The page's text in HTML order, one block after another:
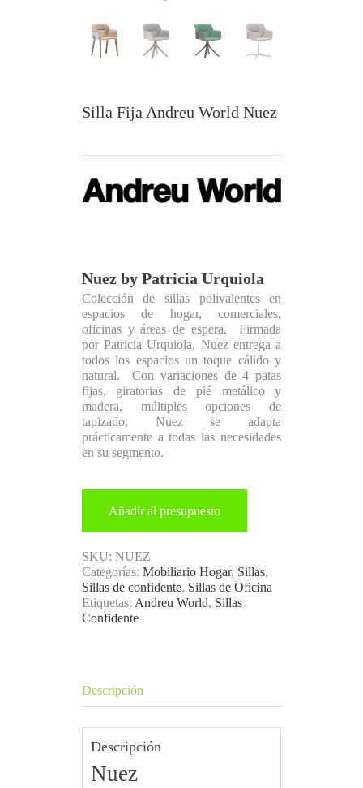
Silla Fija Andreu World Nuez
Nuez by Patricia Urquiola
Colección de sillas polivalentes en
espacios de hogar, comerciales,
oficinas y áreas de espera. Firmada
por Patricia Urquiola, Nuez entrega a
todos los espacios un toque cálido y
natural. Con variaciones de 4 patas
fijas, giratorias de pié metálico y
madera, múltiples opciones de
tapizado, Nuez se adapta
prácticamente a todas las necesidades
en su segmento.
Añadir al presupuesto
SKU: NUEZ
Categorías: Mobiliario Hogar, Sillas,
Sillas de confidente, Sillas de Oficina
Etiquetas: Andreu World, Sillas
Confidente
Descripción
Descripción
Nuez